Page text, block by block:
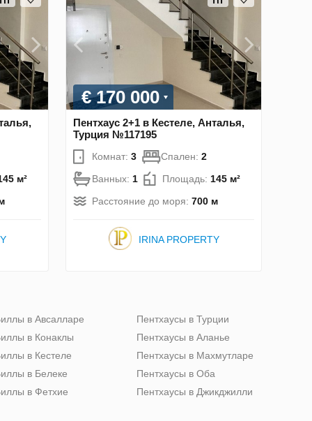
м²
€ 170 000
Пентхаус 2+1 в Кестеле, Анталья,
Турция №117195
Комнат: 3 Спален: 2
Ванных: 1 Площадь: 145 м²
Расстояние до моря: 700 м
IRINA PROPERTY
в Авсалларе
в Конаклы
в Кестеле
в Белеке
в Фетхие
Пентхаусы в Турции
Пентхаусы в Аланье
Пентхаусы в Махмутларе
Пентхаусы в Оба
Пентхаусы в Джикджилли